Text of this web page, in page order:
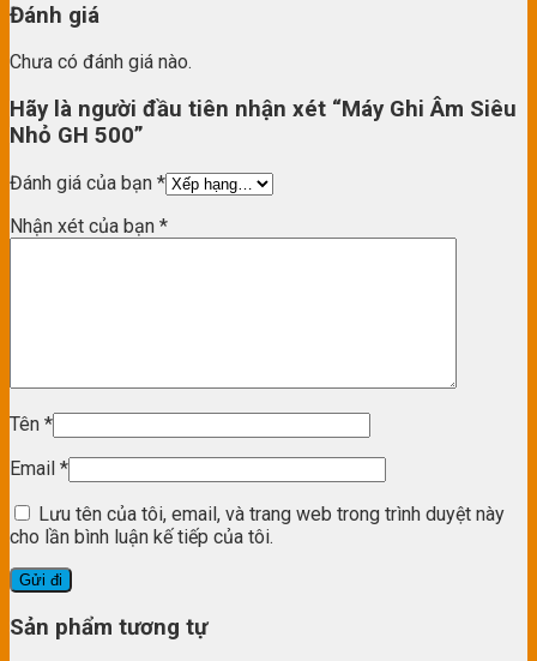
Đánh giá
Chưa có đánh giá nào.
Hãy là người đầu tiên nhận xét “Máy Ghi Âm Siêu
Nhỏ GH 500”
Đánh giá của bạn *
Nhận xét của bạn *
Tên *
Email *
Lưu tên của tôi, email, và trang web trong trình duyệt này
cho lần bình luận kế tiếp của tôi.
Sản phẩm tương tự